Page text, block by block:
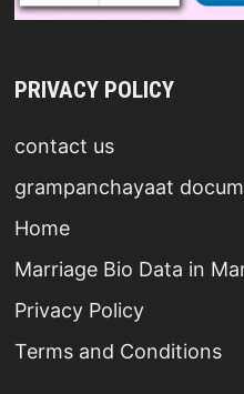
PRIVACY POLICY
contact us
grampanchayaat
Home
Marriage Bio Data in
Privacy Policy
Terms and Conditions